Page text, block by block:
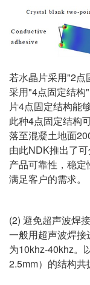
若水晶片采用"2点
采用"4点固定结构
片4点固定结构能
此种4点固定结构
落至混凝土地面
由此NDK推出了
产品可靠性，稳
满足客户的需求。
(2) 避免超声波焊
一般用超声波焊
为10khz-40khz。
2.5mm）的结构共